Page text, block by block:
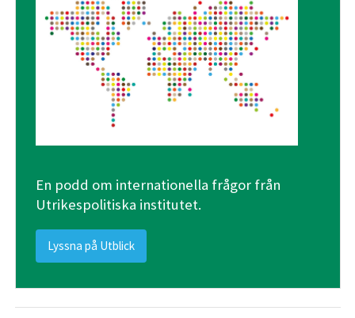
En podd om internationella frågor från
Utrikespolitiska institutet.
Lyssna på Utblick